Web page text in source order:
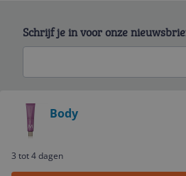
Body
3 tot 4 dagen
Schrijf je in voor onze
Service